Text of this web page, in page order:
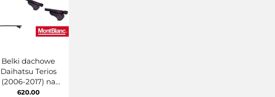
Belki dachowe
Daihatsu Terios
(2006-2017) na
relingi klasyczne
620.00